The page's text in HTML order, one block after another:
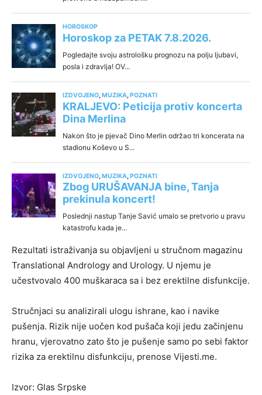
Rezultati istraživanja su objavljeni u stručnom magazinu
Translational Andrology and Urology. U njemu je
učestvovalo 400 muškaraca sa i bez erektilne disfunkcije.
Stručnjaci su analizirali ulogu ishrane, kao i navike
pušenja. Rizik nije uočen kod pušača koji jedu začinjenu
hranu, vjerovatno zato što je pušenje samo po sebi faktor
rizika za erektilnu disfunkciju, prenose Vijesti.me.
Izvor: Glas Srpske